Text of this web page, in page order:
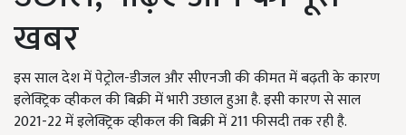
खबर
इस साल देश में पेट्रोल-डीजल और सीएनजी की कीमत में बढ़ती के कारण
इलेक्ट्रिक व्हीकल की बिक्री में भारी उछाल हुआ है. इसी कारण से साल
2021-22 में इलेक्ट्रिक व्हीकल की बिक्री में 211 फीसदी तक रही है.